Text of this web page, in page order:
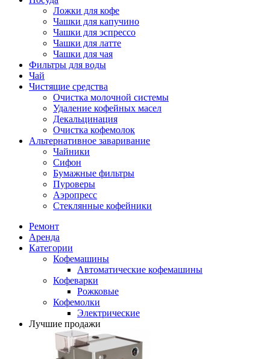
Ложки для кофе
Чашки для капучино
Чашки для эспрессо
Чашки для латте
Чашки для чая
Фильтры для воды
Чай
Чистящие средства
Очистка молочной системы
Удаление кофейных масел
Декальцинация
Очистка кофемолок
Альтернативное заваривание
Чайники
Сифон
Бумажные фильтры
Пуроверы
Аэропресс
Стеклянные кофейники
Ремонт
Аренда
Категории
Кофемашины
Автоматические кофемашины
Кофеварки
Рожковые
Кофемолки
Электрические
Лучшие продажи